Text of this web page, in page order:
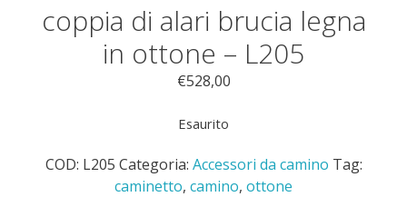
coppia di alari brucia legna
in ottone – L205
€528,00
Esaurito
COD: L205 Categoria: Accessori da camino Tag:
caminetto, camino, ottone